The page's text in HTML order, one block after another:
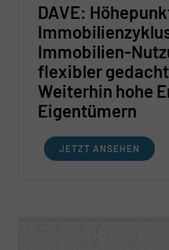
DAVE:
Immobilien-
flexibler
Weiterhin hohe
Eigentümern
JETZT ANSEHEN